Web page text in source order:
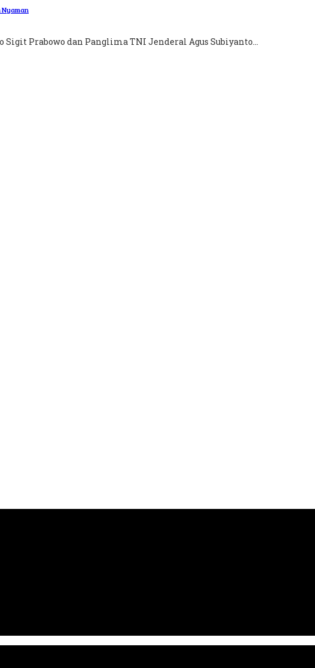
Prabowo dan Panglima TNI Jenderal Agus Subiyanto...